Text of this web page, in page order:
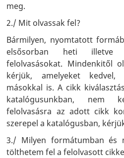
meg.
2./ Mit olvassak fel?
Bármilyen, nyomtatott
elsősorban heti illetve
felolvasásokat. Mindenkitől
kérjük, amelyeket kedvel,
másokkal is. A cikk
katalógusunkban, nem
felolvasásra az adott cikk
szerepel a katalógusban,
3./ Milyen formátumban és
tölthetem fel a felolvasott